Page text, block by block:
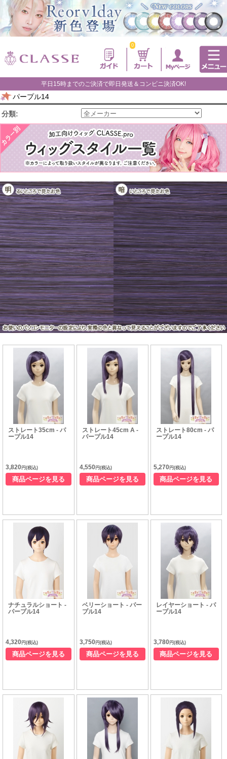
0
平日15時までのご決済で即日発送＆コンビニ決済OK!
パープル14
分類:
ストレート35cm - パ
ープル14
3,820 円(税込)
商品ページを見る
ストレート45cm A -
パープル14
4,550円(税込)
商品ページを見る
ストレート80cm - パ
ープル14
5,270円(税込)
商品ページを見る
ナチュラルショート -
パープル14
4,320 円(税込)
商品ページを見る
ベリーショート - パー
プル14
3,750円(税込)
商品ページを見る
レイヤーショート - パ
ープル14
3,780円(税込)
商品ページを見る